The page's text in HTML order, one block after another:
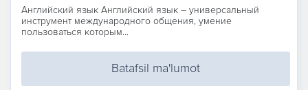
Английский язык Английский язык – универсальный
инструмент международного общения, умение
пользоваться которым...
Batafsil ma'lumot